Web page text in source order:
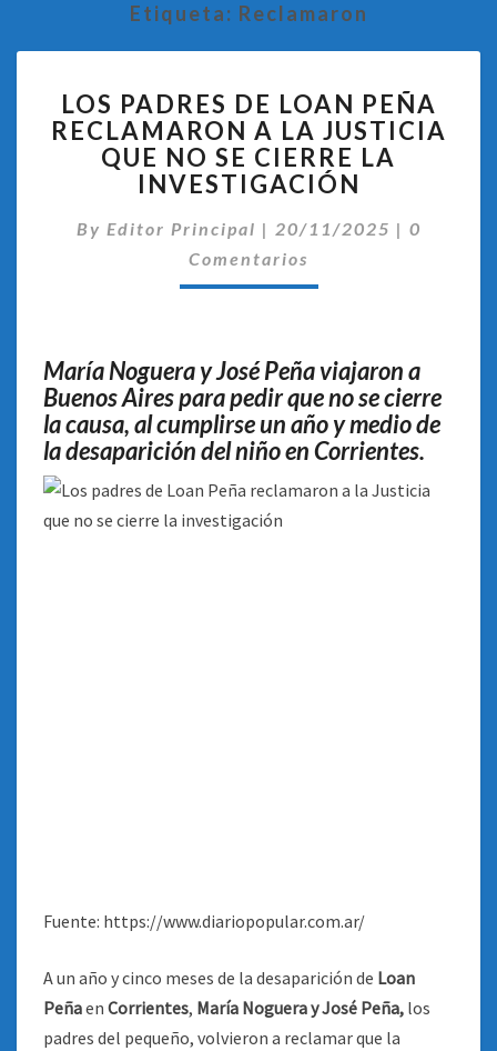
Etiqueta: Reclamaron
PADRES
DE
LOAN
PEÑA
A
LA
CIERRE
LA
INVESTIGACIÓN
LOS PADRES DE LOAN PEÑA
RECLAMARON A LA JUSTICIA
QUE NO SE CIERRE LA
INVESTIGACIÓN
By Editor Principal | 20/11/2025 | 0
Comentarios
María Noguera y José Peña viajaron a
Buenos Aires para pedir que no se cierre
la causa, al cumplirse un año y medio de
la desaparición del niño en Corrientes.
Fuente: https://www.diariopopular.com.ar/
A un año y cinco meses de la desaparición de Loan
Peñaen Corrientes, María Noguera y José Peña, los
padres del pequeño, volvieron a reclamar que la